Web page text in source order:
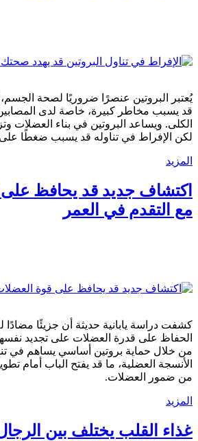
يُعتبر البروتين عنصرًا ضروريًا لصحة
قد يسبب مخاطر كبيرة، خاصة لدى
الكلى. ويساعد البروتين في بناء العضلات
لكن الإفراط في تناوله قد يسبب ضغطًا
المزيد
اكتشاف جديد قد يحافظ
مع التقدم في العمر
كشفت دراسة يابانية حديثة أن جزيئًا
الحفاظ على قدرة العضلات على تجديد
من خلال حماية بروتين أساسي يساهم في
الأنسجة العضلية، ما قد يفتح الباب أمام
من ضمور العضلات.
المزيد
غذاء القلب يختلف بين